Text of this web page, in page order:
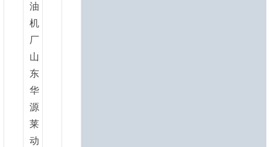
油
机
厂
山
东
华
源
莱
动